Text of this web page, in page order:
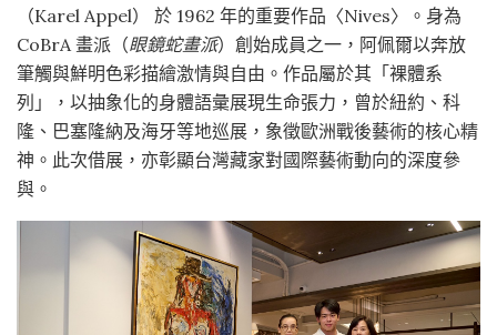
（Karel Appel） 於 1962 年的重要作品〈Nives〉。身為
CoBrA 畫派（眼鏡蛇畫派）創始成員之一，阿佩爾以奔放
筆觸與鮮明色彩描繪激情與自由。作品屬於其「裸體系
列」，以抽象化的身體語彙展現生命張力，曾於紐約、科
隆、巴塞隆納及海牙等地巡展，象徵歐洲戰後藝術的核心精
神。此次借展，亦彰顯台灣藏家對國際藝術動向的深度參
與。